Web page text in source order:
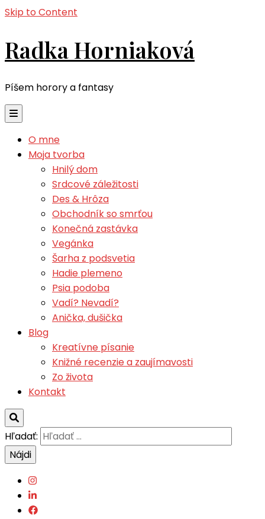
Skip to Content
Radka Horniaková
Píšem horory a fantasy
O mne
Moja tvorba
Hnilý dom
Srdcové záležitosti
Des & Hrôza
Obchodník so smrťou
Konečná zastávka
Vegánka
Šarha z podsvetia
Hadie plemeno
Psia podoba
Vadí? Nevadí?
Anička, dušička
Blog
Kreatívne písanie
Knižné recenzie a zaujímavosti
Zo života
Kontakt
Hľadať: